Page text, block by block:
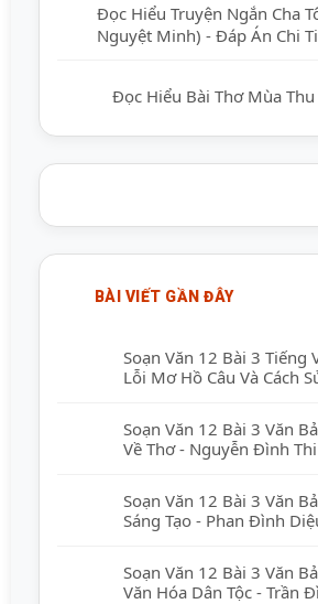
Đọc Hiểu Truyện Ngắn Cha
Nguyệt Minh) - Đáp Án Chi
Đọc Hiểu Bài Thơ Mùa
BÀI VIẾT GẦN ĐÂY
Soạn Văn 12 Bài 3 Tiếng
Lỗi Mơ Hồ Câu Và Cách
Soạn Văn 12 Bài 3 Văn
Về Thơ - Nguyễn Đình Thi
Soạn Văn 12 Bài 3 Văn
Sáng Tạo - Phan Đình
Soạn Văn 12 Bài 3 Văn
Văn Hóa Dân Tộc - Trần